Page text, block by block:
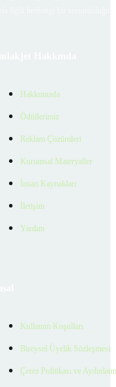
Hakkımızda
Ödüllerimiz
Reklam Çözümleri
Kurumsal Materyaller
İnsan Kaynakları
İletişim
Yardım
Kullanım Koşulları
Bireysel Üyelik Sözleşmesi
Çerez Politikası ve